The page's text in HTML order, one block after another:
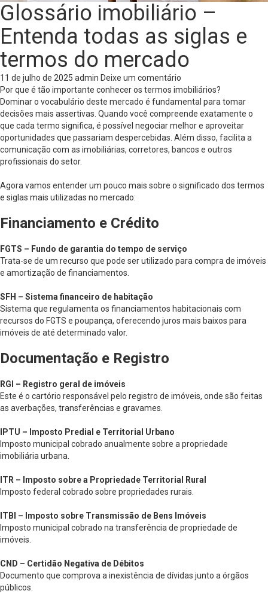
Glossário imobiliário –
Entenda todas as siglas e
termos do mercado
11 de julho de 2025 admin Deixe um comentário
Por que é tão importante conhecer os termos imobiliários?
Dominar o vocabulário deste mercado é fundamental para tomar
decisões mais assertivas. Quando você compreende exatamente o
que cada termo significa, é possível negociar melhor e aproveitar
oportunidades que passariam despercebidas. Além disso, facilita a
comunicação com as imobiliárias, corretores, bancos e outros
profissionais do setor.
Agora vamos entender um pouco mais sobre o significado dos termos
e siglas mais utilizadas no mercado:
Financiamento e Crédito
FGTS – Fundo de garantia do tempo de serviço
Trata-se de um recurso que pode ser utilizado para compra de imóveis
e amortização de financiamentos.
SFH – Sistema financeiro de habitação
Sistema que regulamenta os financiamentos habitacionais com
recursos do FGTS e poupança, oferecendo juros mais baixos para
imóveis de até determinado valor.
Documentação e Registro
RGI – Registro geral de imóveis
Este é o cartório responsável pelo registro de imóveis, onde são feitas
as averbações, transferências e gravames.
IPTU – Imposto Predial e Territorial Urbano
Imposto municipal cobrado anualmente sobre a propriedade
imobiliária urbana.
ITR – Imposto sobre a Propriedade Territorial Rural
Imposto federal cobrado sobre propriedades rurais.
ITBI – Imposto sobre Transmissão de Bens Imóveis
Imposto municipal cobrado na transferência de propriedade de
imóveis.
CND – Certidão Negativa de Débitos
Documento que comprova a inexistência de dívidas junto a órgãos
públicos.